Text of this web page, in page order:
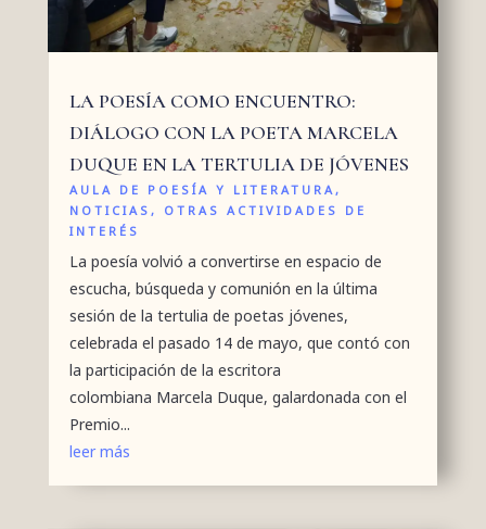
LA POESÍA COMO ENCUENTRO:
DIÁLOGO CON LA POETA MARCELA
DUQUE EN LA TERTULIA DE JÓVENES
AULA DE POESÍA Y LITERATURA,
NOTICIAS, OTRAS ACTIVIDADES DE
INTERÉS
La poesía volvió a convertirse en espacio de
escucha, búsqueda y comunión en la última
sesión de la tertulia de poetas jóvenes,
celebrada el pasado 14 de mayo, que contó con
la participación de la escritora
colombiana Marcela Duque, galardonada con el
Premio...
leer más